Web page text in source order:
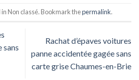
Non classé. Bookmark thepermalink.
sans
Rachat d’épaves voitures
panne accidentée gagée sans
carte grise Chaumes-en-Brie